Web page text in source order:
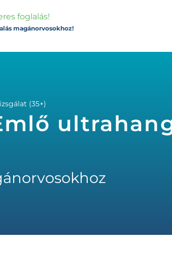
foglalás!
magánorvosokhoz!
(35+)